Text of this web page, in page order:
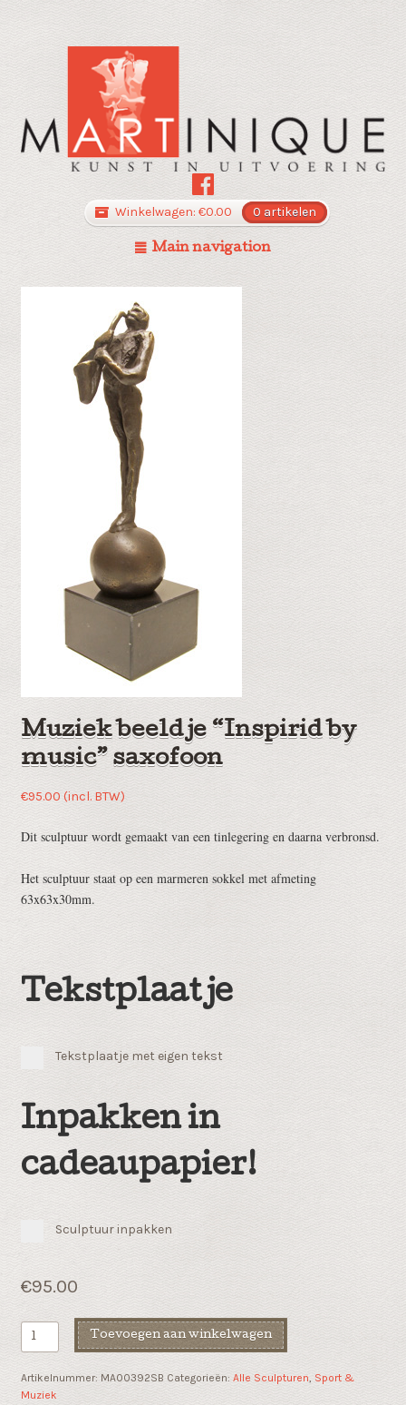
Winkelwagen: €0.00 0 artikelen
Main navigation
Muziek beeldje “Inspirid by
music” saxofoon
€95.00 (incl. BTW)
Dit sculptuur wordt gemaakt van een tinlegering en daarna verbronsd.
Het sculptuur staat op een marmeren sokkel met afmeting
63x63x30mm.
Tekstplaatje
Tekstplaatje met eigen tekst
Inpakken in
cadeaupapier!
Sculptuur inpakken
€95.00
Muziek
beeldje
by
Toevoegen aan winkelwagen
Artikelnummer: MA00392SB Categorieën: Alle Sculpturen, Sport &
Muziek